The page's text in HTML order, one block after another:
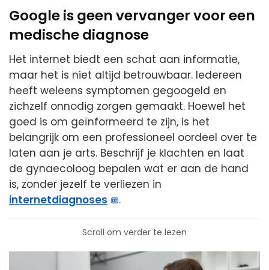
Google is geen vervanger voor een
medische diagnose
Het internet biedt een schat aan informatie,
maar het is niet altijd betrouwbaar. Iedereen
heeft weleens symptomen gegoogeld en
zichzelf onnodig zorgen gemaakt. Hoewel het
goed is om geïnformeerd te zijn, is het
belangrijk om een professioneel oordeel over te
laten aan je arts. Beschrijf je klachten en laat
de gynaecoloog bepalen wat er aan de hand
is, zonder jezelf te verliezen in
internetdiagnoses
.
Scroll om verder te lezen